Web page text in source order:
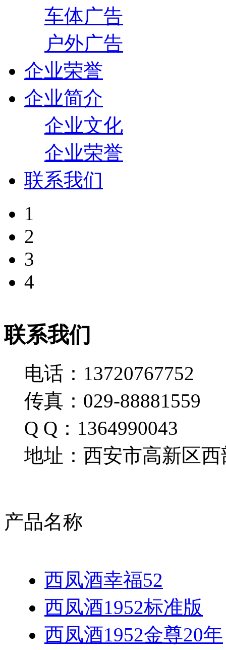
车体广告
户外广告
企业荣誉
企业简介
企业文化
企业荣誉
联系我们
1
2
3
4
联系我们
电话：13720767752
传真：029-88881559
Q Q：1364990043
地址：西安市高新区西
产品名称
西凤酒幸福52
西凤酒1952标准版
西凤酒1952金尊20年